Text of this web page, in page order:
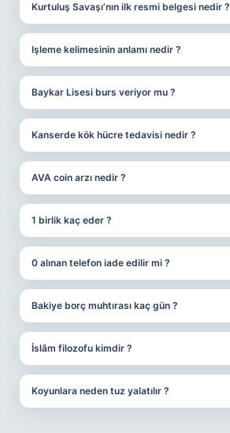
Kurtuluş Savaşı’nın ilk resmi belgesi nedir ?
Işleme kelimesinin anlamı nedir ?
Baykar Lisesi burs veriyor mu ?
Kanserde kök hücre tedavisi nedir ?
AVA coin arzı nedir ?
1 birlik kaç eder ?
0 alınan telefon iade edilir mi ?
Bakiye borç muhtırası kaç gün ?
İslâm filozofu kimdir ?
Koyunlara neden tuz yalatılır ?